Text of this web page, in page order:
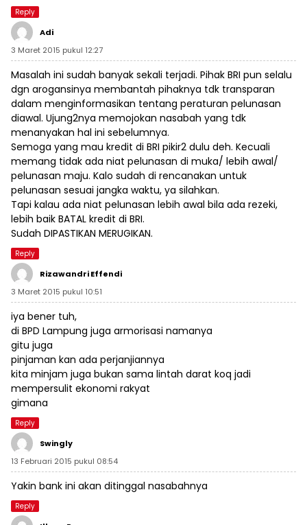
Reply
Adi
3 Maret 2015 pukul 12:27
Masalah ini sudah banyak sekali terjadi. Pihak BRI pun selalu
dgn arogansinya membantah pihaknya tdk transparan
dalam menginformasikan tentang peraturan pelunasan
diawal. Ujung2nya memojokan nasabah yang tdk
menanyakan hal ini sebelumnya.
Semoga yang mau kredit di BRI pikir2 dulu deh. Kecuali
memang tidak ada niat pelunasan di muka/ lebih awal/
pelunasan maju. Kalo sudah di rencanakan untuk
pelunasan sesuai jangka waktu, ya silahkan.
Tapi kalau ada niat pelunasan lebih awal bila ada rezeki,
lebih baik BATAL kredit di BRI.
Sudah DIPASTIKAN MERUGIKAN.
Reply
Rizawandri Effendi
3 Maret 2015 pukul 10:51
iya bener tuh,
di BPD Lampung juga armorisasi namanya
gitu juga
pinjaman kan ada perjanjiannya
kita minjam juga bukan sama lintah darat koq jadi
mempersulit ekonomi rakyat
gimana
Reply
Swingly
13 Februari 2015 pukul 08:54
Yakin bank ini akan ditinggal nasabahnya
Reply